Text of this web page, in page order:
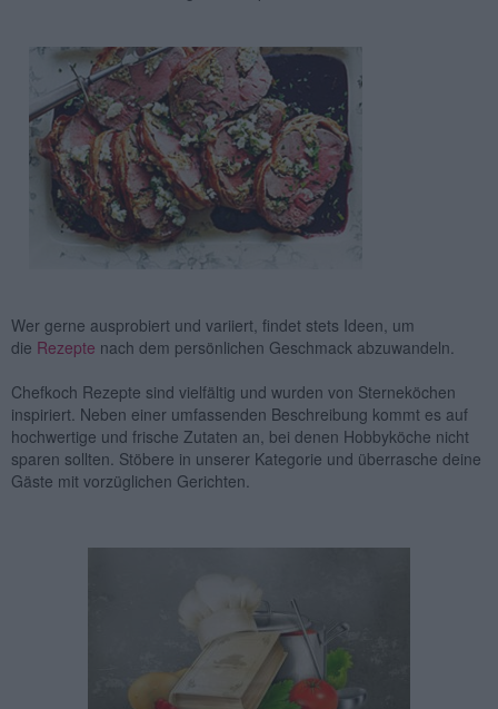
Wer gerne ausprobiert und variiert, findet stets Ideen, um
die Rezepte nach dem persönlichen Geschmack abzuwandeln.
Chefkoch Rezepte sind vielfältig und wurden von Sterneköchen
inspiriert. Neben einer umfassenden Beschreibung kommt es auf
hochwertige und frische Zutaten an, bei denen Hobbyköche nicht
sparen sollten. Stöbere in unserer Kategorie und überrasche deine
Gäste mit vorzüglichen Gerichten.